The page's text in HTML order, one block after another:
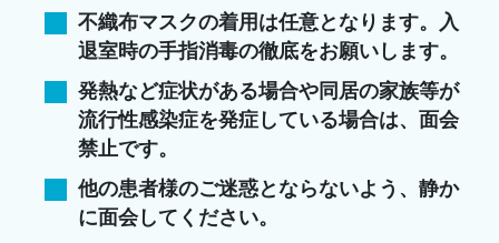
不織布マスクの着用は任意となります。入
退室時の手指消毒の徹底をお願いします。
発熱など症状がある場合や同居の家族等が
流行性感染症を発症している場合は、面会
禁止です。
他の患者様のご迷惑とならないよう、静か
に面会してください。